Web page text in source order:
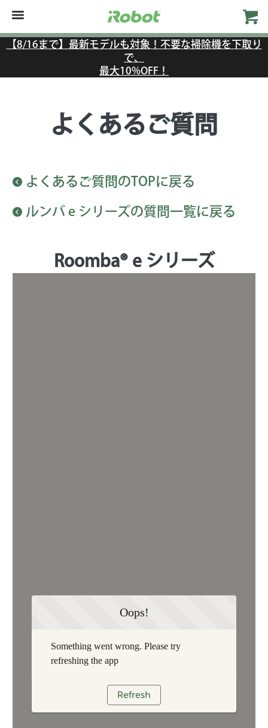
【8/16まで】最新モデルも対象！不要な掃除機を下取り
で、
最大10%OFF！
よくあるご質問
よくあるご質問のTOPに戻る
ルンバ e シリーズの質問一覧に戻る
Roomba® e シリーズ